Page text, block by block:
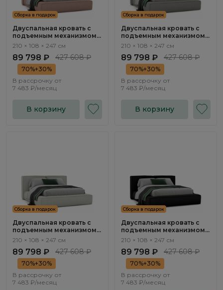
Сборка в подарок
Двуспальная кровать с
подъемным механизмом
Нью-Йорк / New York
210 × 108 × 247 см
89 798 ₽ 427 608 ₽
70%+30%
В рассрочку от
7 483 ₽/месяц
В корзину
Сборка в подарок
Двуспальная кровать с
подъемным механизмом
Нью-Йорк / New York
210 × 108 × 247 см
89 798 ₽ 427 608 ₽
70%+30%
В рассрочку от
7 483 ₽/месяц
В корзину
Сборка в подарок
Двуспальная кровать с
подъемным механизмом
Нью-Йорк / New York
210 × 108 × 247 см
89 798 ₽ 427 608 ₽
70%+30%
В рассрочку от
7 483 ₽/месяц
Сборка в подарок
Двуспальная кровать с
подъемным механизмом
Нью-Йорк / New York
210 × 108 × 247 см
89 798 ₽ 427 608 ₽
70%+30%
В рассрочку от
7 483 ₽/месяц